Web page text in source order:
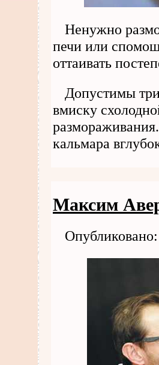
Ненужно
печи или
оттаивать
Допустимы
вмиску
кальмара
Максим